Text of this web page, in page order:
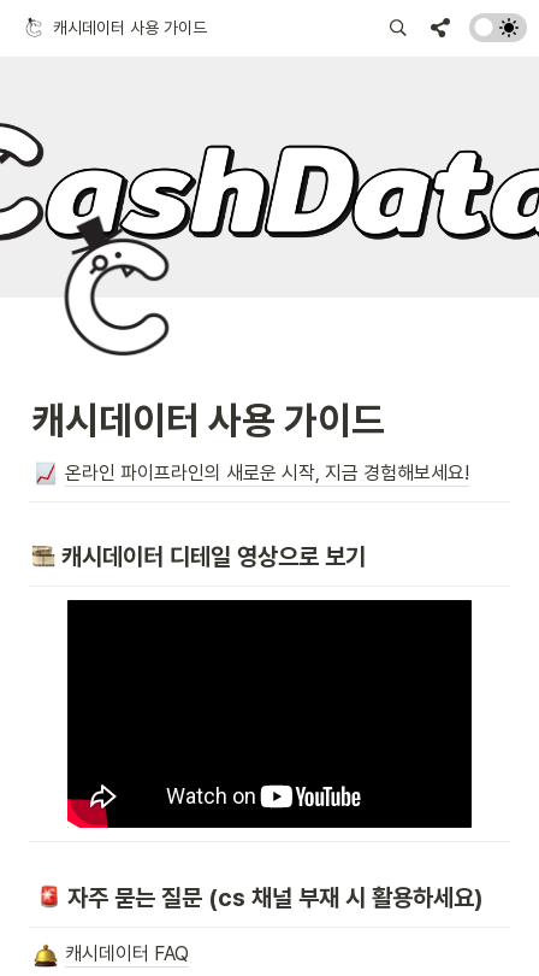
캐시데이터 사용 가이드
캐시데이터 사용 가이드
온라인 파이프라인의 새로운 시작, 지금 경험해보세요!
캐시데이터 디테일 영상으로 보기
자주 묻는 질문 (cs 채널 부재 시 활용하세요)
캐시데이터 FAQ